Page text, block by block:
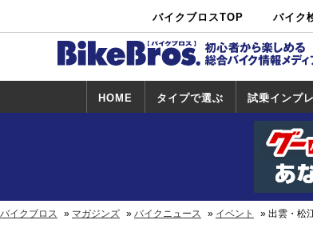
バイクブロスTOP バイク
中古バイ
ク・新車
カタログ
索
ショップ
索
HOME タイプで選ぶ 試乗インプレ
試乗インプレ
一覧
ホンダ
ヤマハ
スズキ
カワサキ
ハーレー
BMW
トライアンフ
ドゥカティ
バイクブロス マガジンズ バイクニュース イベント 出雲・松